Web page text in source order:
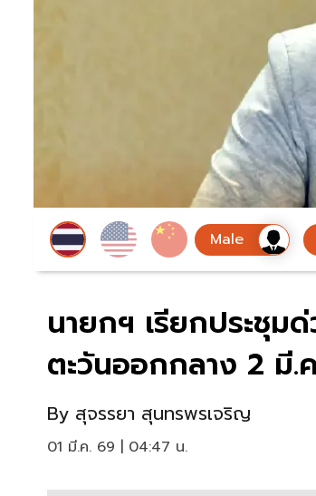
นายกฯ เรียกประชุม
ตะวันออกกลาง 2 มี.
By สุจรรยา สุนทรพรเจริญ
01 มี.ค. 69 | 04:47 น.